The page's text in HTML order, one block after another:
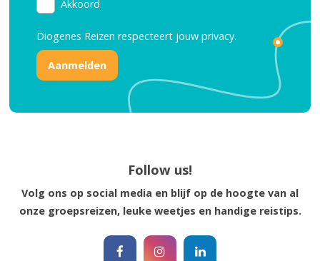
Akkoord
Diogenes Reizen respecteert jouw privacy.
Follow us!
Volg ons op social media en blijf op de hoogte van al
onze groepsreizen, leuke weetjes en handige reistips.
Nee, ik ben niet geïntereseerd